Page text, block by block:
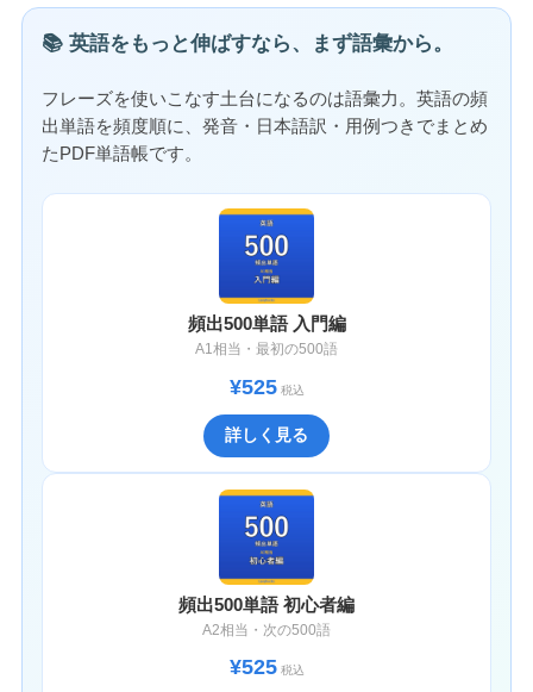
📚 英語をもっと伸ばすなら、まず語彙から。
フレーズを使いこなす土台になるのは語彙力。英語の頻
出単語を頻度順に、発音・日本語訳・用例つきでまとめ
たPDF単語帳です。
頻出500単語 入門編
A1相当・最初の500語
¥525税込
詳しく見る
頻出500単語 初心者編
A2相当・次の500語
¥525税込